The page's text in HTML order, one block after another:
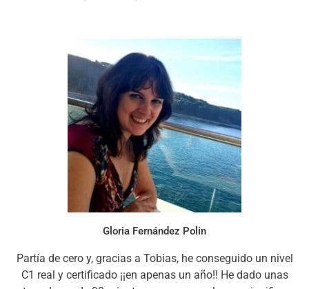
Gloria Fernández Polin
Partía de cero y, gracias a Tobias, he conseguido un nivel
C1 real y certificado ¡¡en apenas un año!! He dado unas